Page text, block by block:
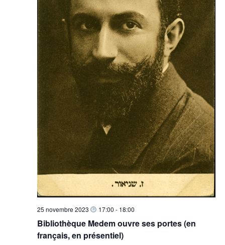
Bibliothèque Medem ouvre ses portes (en
français, en présentiel)
25 novembre 2023 17:00 - 18:00